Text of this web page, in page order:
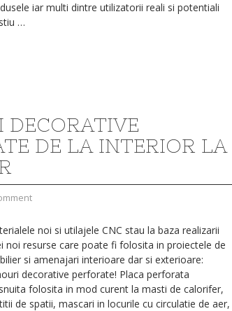
iar multi dintre utilizatorii reali si potentiali
…
DECORATIVE
DE LA INTERIOR LA
noi si utilajele CNC stau la baza realizarii
noi resurse care poate fi folosita in proiectele de
si amenajari interioare dar si exterioare:
decorative perforate! Placa perforata
folosita in mod curent la masti de calorifer,
de spatii, mascari in locurile cu circulatie de aer,